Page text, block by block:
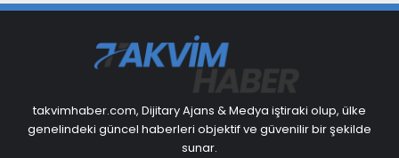
takvimhaber.com, Dijitary Ajans & Medya iştiraki olup, ülke
genelindeki güncel haberleri objektif ve güvenilir bir şekilde
sunar.